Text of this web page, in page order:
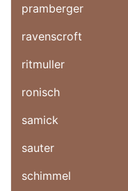
pramberger
ravenscroft
ritmuller
ronisch
samick
sauter
schimmel